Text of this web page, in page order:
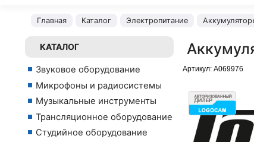
Главная Каталог Электропитание
КАТАЛОГ
Звуковое оборудование
Микрофоны и радиосистемы
Музыкальные инструменты
Трансляционное оборудование
Студийное оборудование
Артикул: A069976